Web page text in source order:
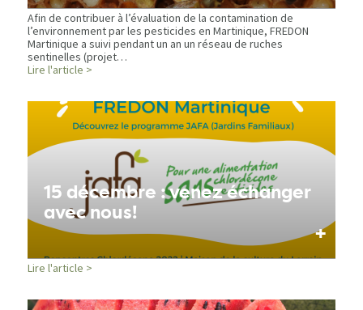
Afin de contribuer à l’évaluation de la contamination de
l’environnement par les pesticides en Martinique, FREDON
Martinique a suivi pendant un an un réseau de ruches
sentinelles (projet…
Lire l'article >
15 décembre : venez échanger
avec nous!
+
Lire l'article >